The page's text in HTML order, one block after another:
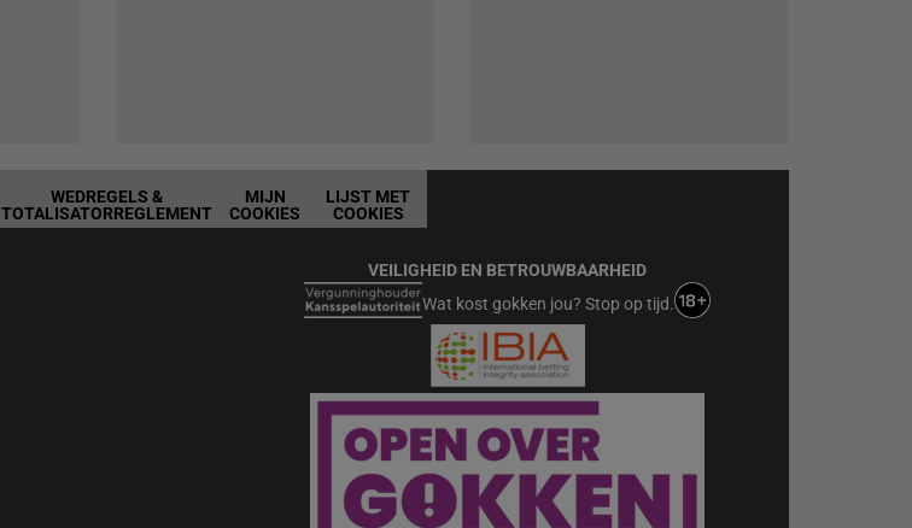
WEDREGELS &
TOTALISATORREGLEMENT
MIJN
COOKIES
LIJST MET
COOKIES
VEILIGHEID EN BETROUWBAARHEID
Wat kost gokken jou? Stop op tijd.